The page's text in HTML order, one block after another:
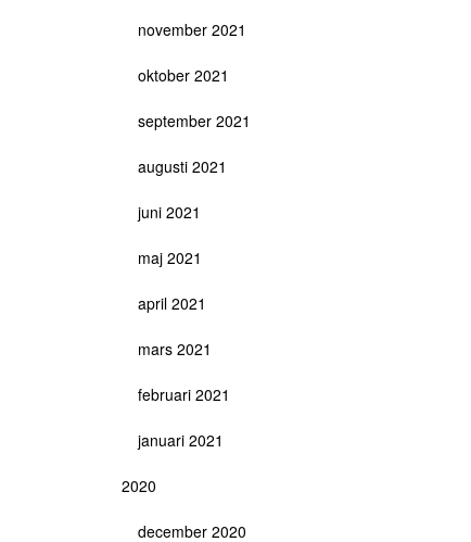
november 2021
oktober 2021
september 2021
augusti 2021
juni 2021
maj 2021
april 2021
mars 2021
februari 2021
januari 2021
2020
december 2020